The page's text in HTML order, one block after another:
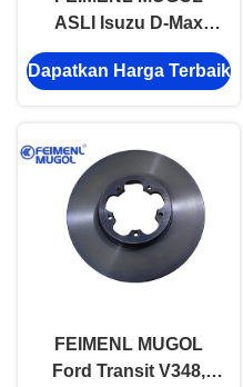
ASLI Isuzu D-Max
Rem Depan Cakram
C8981246633 RZ4E
Dapatkan Harga Terbaik
FEIMENL MUGOL
Ford Transit V348,